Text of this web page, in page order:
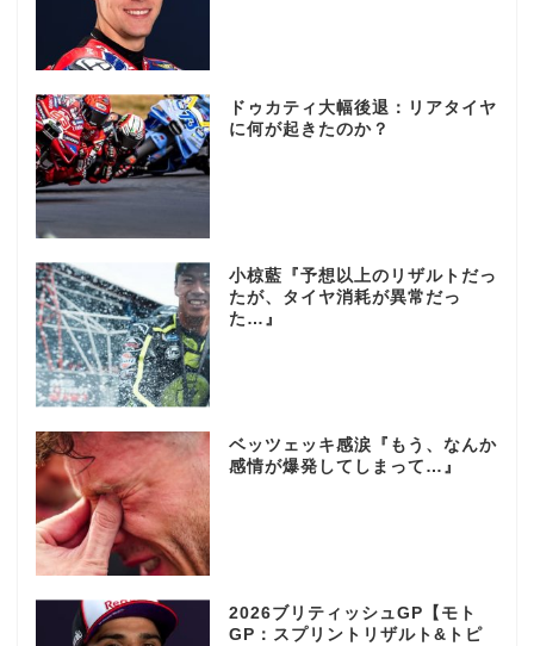
ドゥカティ大幅後退：リアタイヤ
に何が起きたのか？
小椋藍『予想以上のリザルトだっ
たが、タイヤ消耗が異常だっ
た…』
ベッツェッキ感涙『もう、なんか
感情が爆発してしまって…』
2026ブリティッシュGP【モト
GP：スプリントリザルト&トピ